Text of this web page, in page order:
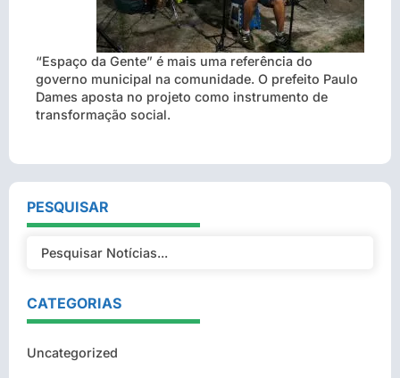
“Espaço da Gente” é mais uma referência do
governo municipal na comunidade. O prefeito Paulo
Dames aposta no projeto como instrumento de
transformação social.
PESQUISAR
CATEGORIAS
Uncategorized